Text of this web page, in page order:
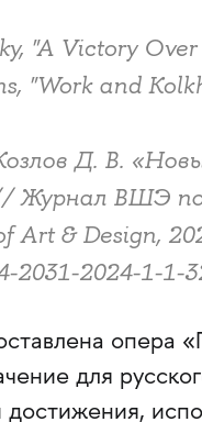
"A Victory
"Work and
Д. В.
ВШЭ по
Art & Design,
2031-2024-1-1-
для
достижения,